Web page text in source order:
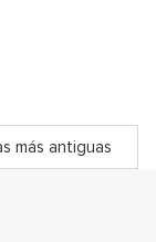
más antiguas